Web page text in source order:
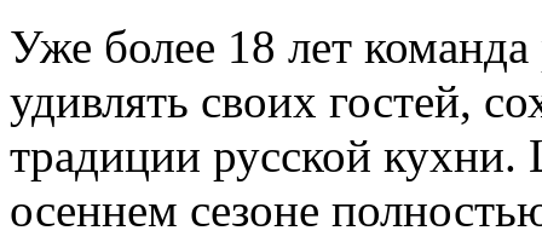
Уже более 18 лет команда
удивлять своих гостей,
традиции русской
осеннем сезоне